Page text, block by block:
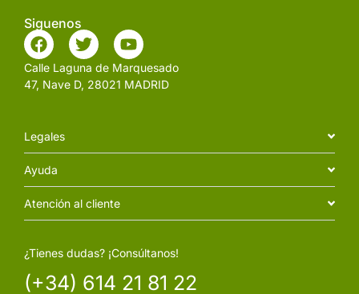
Siguenos
Calle Laguna de Marquesado
47, Nave D, 28021 MADRID
Legales
Ayuda
Atención al cliente
¿Tienes dudas? ¡Consúltanos!
(+34) 614 21 81 22